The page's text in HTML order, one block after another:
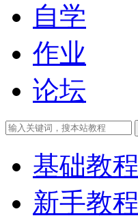
自学
作业
论坛
基础教程
新手教程